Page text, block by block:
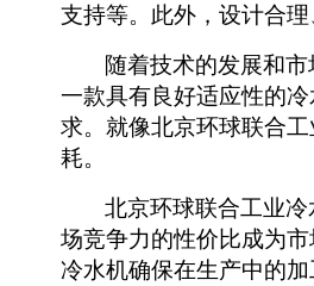
支持等。此外，设计合
随着技术的发展和
一款具有良好适应性的
求。 就像北京环球联合
耗。
北京环球联合工业冷
场竞争力的性价比成为
冷水机确保在生产中的加